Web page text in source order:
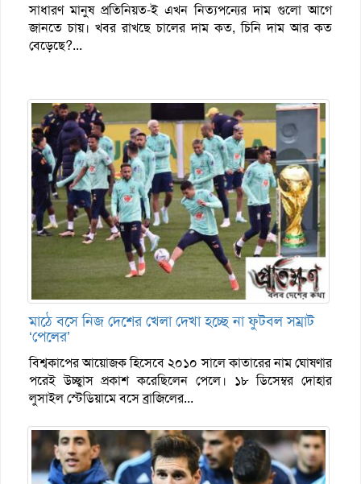
সাধারণ মানুষ প্রতিনিয়ত-ই এখন নিত্যপন্যের দাম গুলো আগে
জানতে চায়। খবর রাখছে চালের দাম কত, চিনি দাম আর কত
বেড়েছে?...
মাঠে বসে নিজ দেশের খেলা দেখা হচ্ছে না ফুটবল সম্রাট
‘পেলের’
বিশ্বকাপের আয়োজক হিসেবে ২০১০ সালে কাতারের নাম ঘোষণার
পরেই উচ্ছ্বাস প্রকাশ করেছিলেন পেলে। ১৮ ডিসেম্বর দোহার
লুসাইল স্টেডিয়ামে বসে ব্রাজিলের...